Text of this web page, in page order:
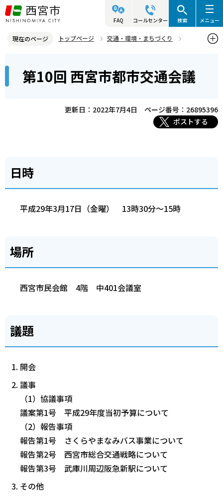
こ
の
ジ
先
FAQ コールセンター 検索 メニュー
現在のページ トップページ
交通・環境・まちづくり
西宮市都市交通会議（全体会議）
第10回 西宮市都市交通会議
こ
第10回 西宮市都市交通会議
更新日：2022年7月4日
ページ番号：26895396
ポストする
日時
平成29年3月17日（金曜） 13時30分～15時
場所
西宮市民会館 4階 中401会議室
議題
開会
議事
（1）協議事項
議案第1号 平成29年度当初予算について
（2）報告事項
報告第1号 さくらやまなみバス事業について
報告第2号 西宮市総合交通戦略について
報告第3号 武庫川周辺阪急新駅について
その他